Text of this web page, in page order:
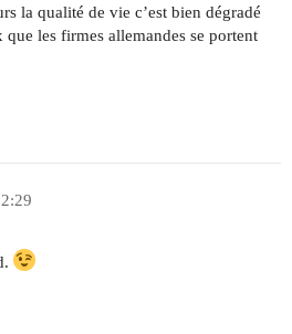
la qualité de vie c’est bien dégradé
que les firmes allemandes se portent